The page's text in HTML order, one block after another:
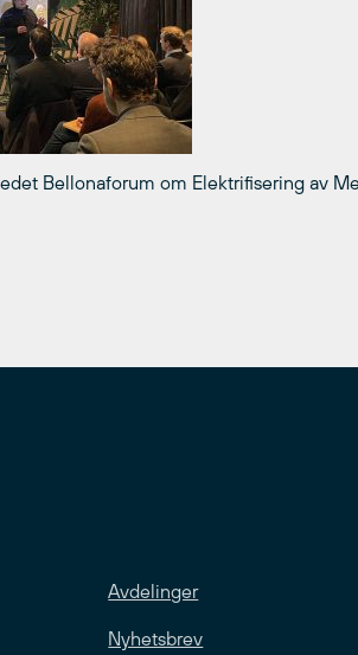
Bellonaforum om Elektrifisering av
Avdelinger
Nyhetsbrev